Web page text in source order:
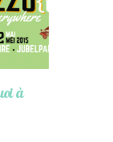
à